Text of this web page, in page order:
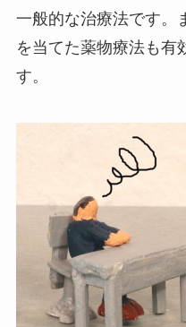
一般的な治療法です。
を当てた薬物療法も有
す。